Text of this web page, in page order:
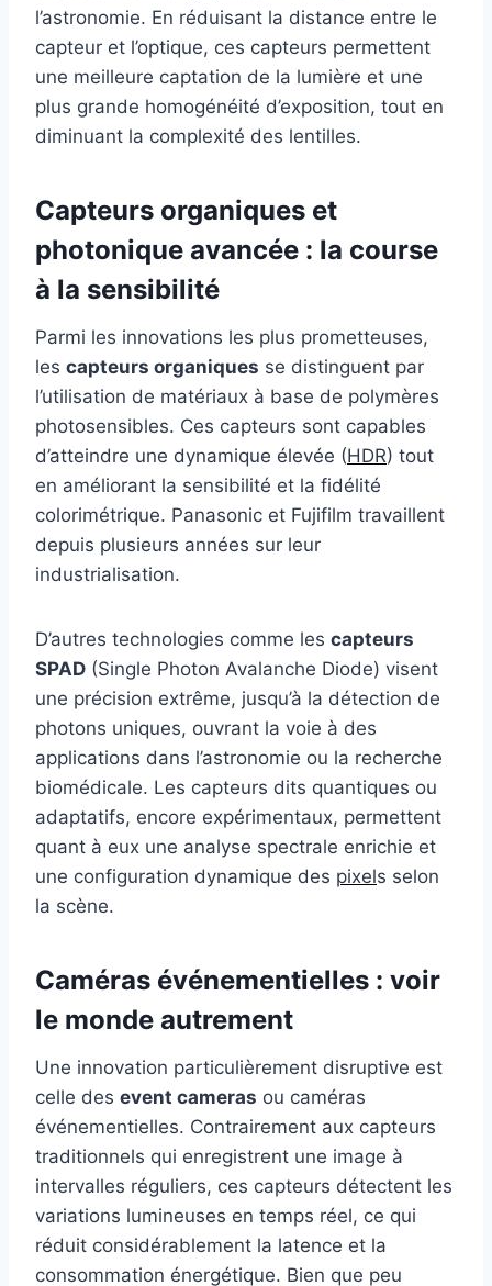
l’astronomie. En réduisant la distance entre le
capteur et l’optique, ces capteurs permettent
une meilleure captation de la lumière et une
plus grande homogénéité d’exposition, tout en
diminuant la complexité des lentilles.
Capteurs organiques et
photonique avancée : la course
à la sensibilité
Parmi les innovations les plus prometteuses,
les capteurs organiques se distinguent par
l’utilisation de matériaux à base de polymères
photosensibles. Ces capteurs sont capables
d’atteindre une dynamique élevée (HDR) tout
en améliorant la sensibilité et la fidélité
colorimétrique. Panasonic et Fujifilm travaillent
depuis plusieurs années sur leur
industrialisation.
D’autres technologies comme les capteurs
SPAD (Single Photon Avalanche Diode) visent
une précision extrême, jusqu’à la détection de
photons uniques, ouvrant la voie à des
applications dans l’astronomie ou la recherche
biomédicale. Les capteurs dits quantiques ou
adaptatifs, encore expérimentaux, permettent
quant à eux une analyse spectrale enrichie et
une configuration dynamique des pixels selon
la scène.
Caméras événementielles : voir
le monde autrement
Une innovation particulièrement disruptive est
celle des event cameras ou caméras
événementielles. Contrairement aux capteurs
traditionnels qui enregistrent une image à
intervalles réguliers, ces capteurs détectent les
variations lumineuses en temps réel, ce qui
réduit considérablement la latence et la
consommation énergétique. Bien que peu